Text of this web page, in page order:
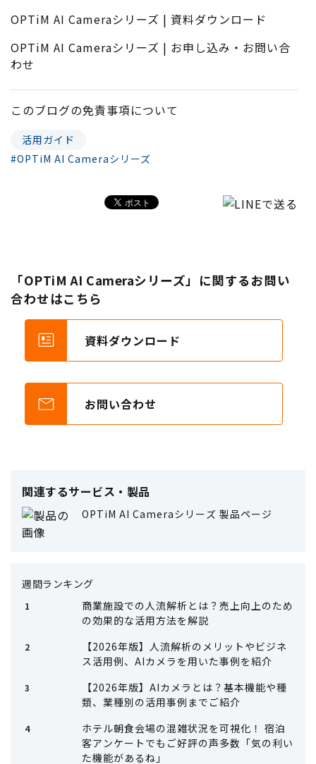
OPTiM AI Cameraシリーズ | 資料ダウンロード
OPTiM AI Cameraシリーズ | お申し込み・お問い合
わせ
このブログの免責事項について
活用ガイド
#OPTiM AI Cameraシリーズ
「OPTiM AI Cameraシリーズ」に関するお問い
合わせはこちら
資料ダウンロード
お問い合わせ
関連するサービス・製品
OPTiM AI Cameraシリーズ 製品ページ
週間ランキング
商業施設での人流解析とは？売上向上のため
の効果的な活用方法を解説
【2026年版】人流解析のメリットやビジネ
ス活用例、AIカメラを用いた事例を紹介
【2026年版】AIカメラとは？基本機能や種
類、業種別の活用事例までご紹介
ホテル朝食会場の混雑状況を可視化！ 宿泊
客アンケートでもご好評の声多数「気の利い
た機能があるね」